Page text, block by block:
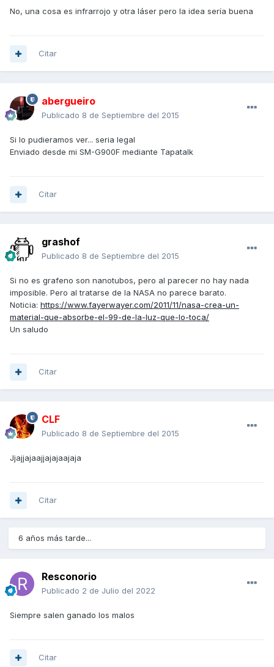
No, una cosa es infrarrojo y otra láser pero la idea sería buena
Citar
abergueiro
Publicado 8 de Septiembre del 2015
Si lo pudieramos ver... seria legal
Enviado desde mi SM-G900F mediante Tapatalk
Citar
grashof
Publicado 8 de Septiembre del 2015
Si no es grafeno son nanotubos, pero al parecer no hay nada
imposible. Pero al tratarse de la NASA no parece barato.
Noticia: https://www.fayerwayer.com/2011/11/nasa-crea-un-
material-que-absorbe-el-99-de-la-luz-que-lo-toca/
Un saludo
Citar
CLF
Publicado 8 de Septiembre del 2015
Jjajjajaajjajajaajaja
Citar
6 años más tarde...
Resconorio
Publicado 2 de Julio del 2022
Siempre salen ganado los malos
Citar